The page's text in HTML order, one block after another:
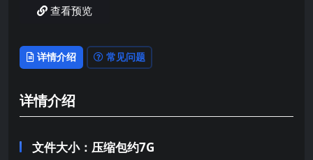
查看预览
详情介绍 常见问题
详情介绍
文件大小：压缩包约7G